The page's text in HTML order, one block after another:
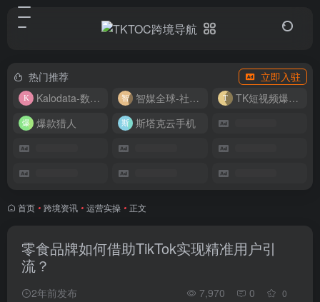
热门推荐
立即入驻
Kalodata-数据分析平台
智媒全球-社媒管理平台
TK短视频爆款复刻
爆款猎人
斯塔克云手机
首页 • 跨境资讯 • 运营实操 • 正文
零食品牌如何借助TikTok实现精准用户引
流？
2年前发布 7,970 0 0